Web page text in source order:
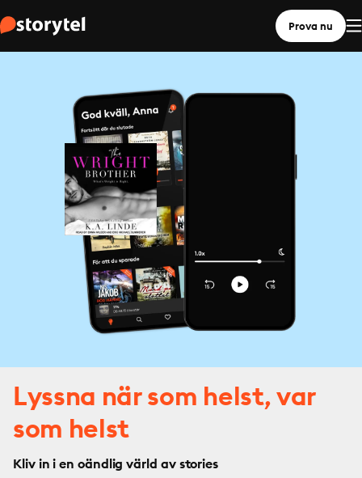
Prova nu
Lyssna när som helst, var
som helst
Kliv in i en oändlig värld av stories